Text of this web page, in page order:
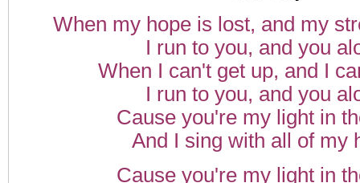
When my hope is lost, and my
I run to you, and you
When I can't get up, and I
I run to you, and you
Cause you're my light in
And I sing with all of my
Cause you're my light in